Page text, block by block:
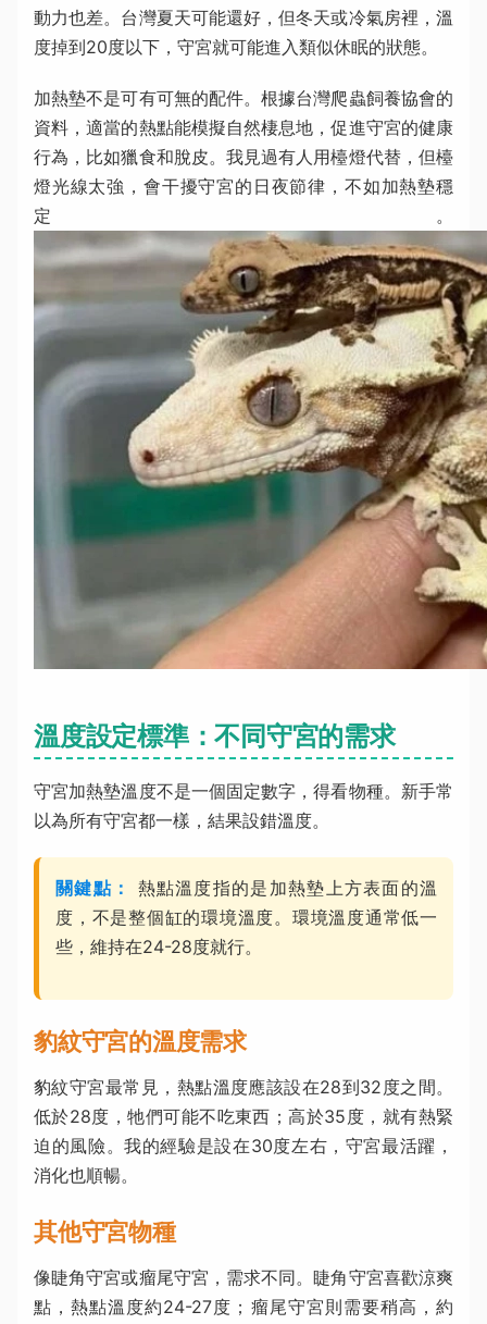
動力也差。台灣夏天可能還好，但冬天或冷氣房裡，溫
度掉到20度以下，守宮就可能進入類似休眠的狀態。
加熱墊不是可有可無的配件。根據台灣爬蟲飼養協會的
資料，適當的熱點能模擬自然棲息地，促進守宮的健康
行為，比如獵食和脫皮。我見過有人用檯燈代替，但檯
燈光線太強，會干擾守宮的日夜節律，不如加熱墊穩
定。
溫度設定標準：不同守宮的需求
守宮加熱墊溫度不是一個固定數字，得看物種。新手常
以為所有守宮都一樣，結果設錯溫度。
關鍵點：
熱點溫度指的是加熱墊上方表面的溫
度，不是整個缸的環境溫度。環境溫度通常低一
些，維持在24-28度就行。
豹紋守宮的溫度需求
豹紋守宮最常見，熱點溫度應該設在28到32度之間。
低於28度，牠們可能不吃東西；高於35度，就有熱緊
迫的風險。我的經驗是設在30度左右，守宮最活躍，
消化也順暢。
其他守宮物種
像睫角守宮或瘤尾守宮，需求不同。睫角守宮喜歡涼爽
點，熱點溫度約24-27度；瘤尾守宮則需要稍高，約